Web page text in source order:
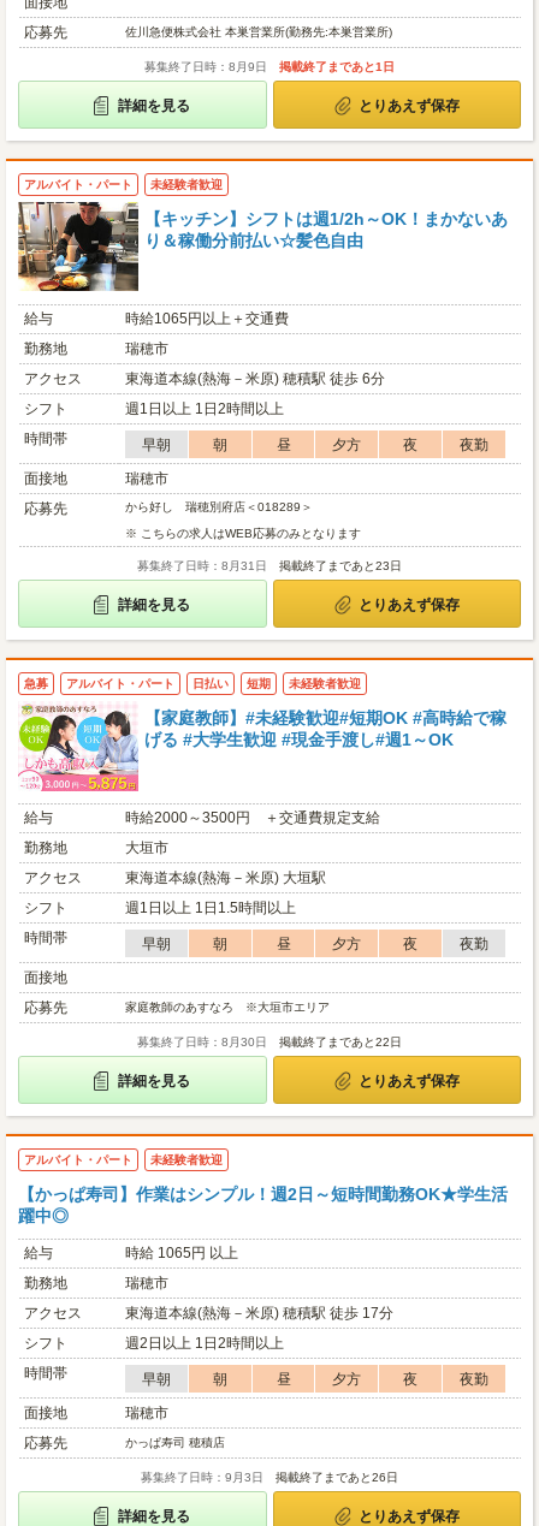
応募先
佐川急便株式会社 本巣営業所(勤務先:本巣営業所)
募集終了日時：8月9日 掲載終了まであと1日
詳細を見る とりあえず保存
アルバイト・パート 未経験者歓迎
【キッチン】シフトは週1/2h～OK！まかないあ
り＆稼働分前払い☆髪色自由
給与
時給1065円以上＋交通費
勤務地
瑞穂市
アクセス
東海道本線(熱海－米原) 穂積駅 徒歩 6分
シフト
週1日以上 1日2時間以上
時間帯
早朝 朝 昼 夕方 夜
夜勤
面接地
瑞穂市
応募先
から好し 瑞穂別府店＜018289＞
※ こちらの求人はWEB応募のみとなります
募集終了日時：8月31日 掲載終了まであと23日
詳細を見る とりあえず保存
急募 アルバイト・パート 日払い 短期 未経験者歓迎
【家庭教師】#未経験歓迎#短期OK #高時給で稼
げる #大学生歓迎 #現金手渡し#週1～OK
給与
時給2000～3500円 ＋交通費規定支給
勤務地
大垣市
アクセス
東海道本線(熱海－米原) 大垣駅
シフト
週1日以上 1日1.5時間以上
時間帯
早朝 朝 昼 夕方 夜
夜勤
面接地
応募先
家庭教師のあすなろ ※大垣市エリア
募集終了日時：8月30日 掲載終了まであと22日
詳細を見る とりあえず保存
アルバイト・パート 未経験者歓迎
【かっぱ寿司】作業はシンプル！週2日～短時間勤務OK★学生活
躍中◎
給与
時給 1065円 以上
勤務地
瑞穂市
アクセス
東海道本線(熱海－米原) 穂積駅 徒歩 17分
シフト
週2日以上 1日2時間以上
時間帯
早朝 朝 昼 夕方 夜
夜勤
面接地
瑞穂市
応募先
かっぱ寿司 穂積店
募集終了日時：9月3日 掲載終了まであと26日
詳細を見る とりあえず保存